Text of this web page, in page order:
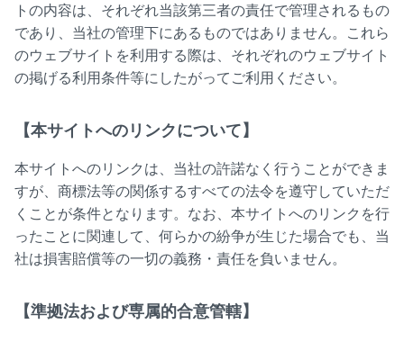
トの内容は、それぞれ当該第三者の責任で管理されるもの
であり、当社の管理下にあるものではありません。これら
のウェブサイトを利用する際は、それぞれのウェブサイト
の掲げる利用条件等にしたがってご利用ください。
【本サイトへのリンクについて】
本サイトへのリンクは、当社の許諾なく行うことができま
すが、商標法等の関係するすべての法令を遵守していただ
くことが条件となります。なお、本サイトへのリンクを行
ったことに関連して、何らかの紛争が生じた場合でも、当
社は損害賠償等の一切の義務・責任を負いません。
【準拠法および専属的合意管轄】